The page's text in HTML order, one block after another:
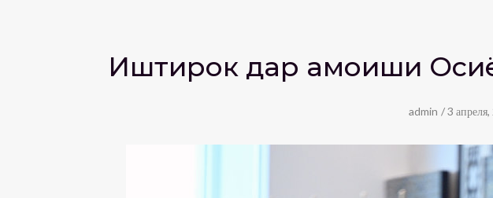
Иштирок дар Ҳамоиши
admin /3